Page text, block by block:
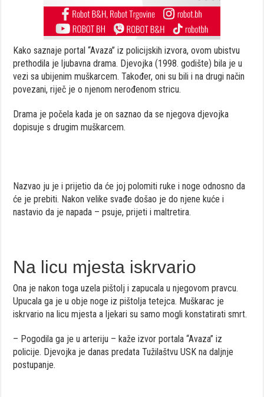
Kako saznaje portal “Avaza” iz policijskih izvora, ovom ubistvu
prethodila je ljubavna drama. Djevojka (1998. godište) bila je u
vezi sa ubijenim muškarcem. Također, oni su bili i na drugi način
povezani, riječ je o njenom nerođenom stricu.
Drama je počela kada je on saznao da se njegova djevojka
dopisuje s drugim muškarcem.
Nazvao ju je i prijetio da će joj polomiti ruke i noge odnosno da
će je prebiti. Nakon velike svađe došao je do njene kuće i
nastavio da je napada – psuje, prijeti i maltretira.
Na licu mjesta iskrvario
Ona je nakon toga uzela pištolj i zapucala u njegovom pravcu.
Upucala ga je u obje noge iz pištolja tetejca. Muškarac je
iskrvario na licu mjesta a ljekari su samo mogli konstatirati smrt.
– Pogodila ga je u arteriju – kaže izvor portala “Avaza” iz
policije. Djevojka je danas predata Tužilaštvu USK na daljnje
postupanje.